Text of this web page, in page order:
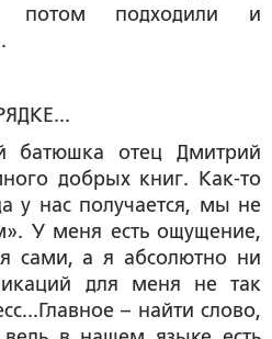
потом подходили и
батюшка отец Дмитрий
добрых книг. Как-то
у нас получается, мы не
У меня есть ощущение,
сами, а я абсолютно ни
для меня не так
– найти слово,